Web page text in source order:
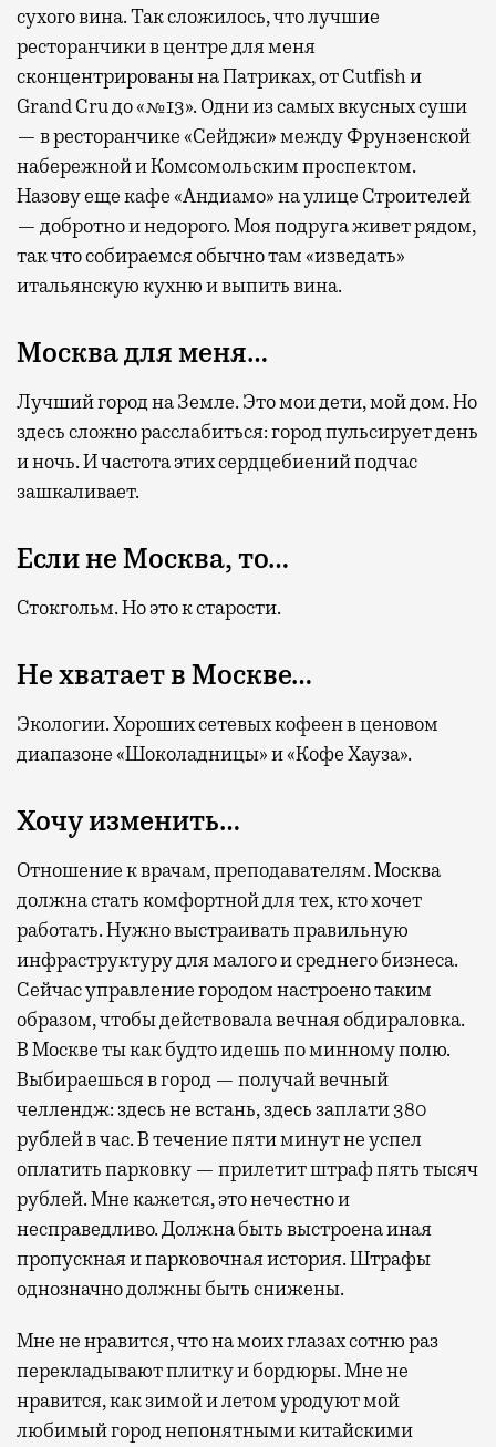
сухого вина. Так сложилось, что лучшие
ресторанчики в центре для меня
сконцентрированы на Патриках, от Cutfish и
Grand Cru до «№13». Одни из самых вкусных суши
— в ресторанчике «Сейджи» между Фрунзенской
набережной и Комсомольским проспектом.
Назову еще кафе «Андиамо» на улице Строителей
— добротно и недорого. Моя подруга живет рядом,
так что собираемся обычно там «изведать»
итальянскую кухню и выпить вина.
Москва для меня…
Лучший город на Земле. Это мои дети, мой дом. Но
здесь сложно расслабиться: город пульсирует день
и ночь. И частота этих сердцебиений подчас
зашкаливает.
Если не Москва, то…
Стокгольм. Но это к старости.
Не хватает в Москве…
Экологии. Хороших сетевых кофеен в ценовом
диапазоне «Шоколадницы» и «Кофе Хауза».
Хочу изменить…
Отношение к врачам, преподавателям. Москва
должна стать комфортной для тех, кто хочет
работать. Нужно выстраивать правильную
инфраструктуру для малого и среднего бизнеса.
Сейчас управление городом настроено таким
образом, чтобы действовала вечная обдираловка.
В Москве ты как будто идешь по минному полю.
Выбираешься в город — получай вечный
челлендж: здесь не встань, здесь заплати 380
рублей в час. В течение пяти минут не успел
оплатить парковку — прилетит штраф пять тысяч
рублей. Мне кажется, это нечестно и
несправедливо. Должна быть выстроена иная
пропускная и парковочная история. Штрафы
однозначно должны быть снижены.
Мне не нравится, что на моих глазах сотню раз
перекладывают плитку и бордюры. Мне не
нравится, как зимой и летом уродуют мой
любимый город непонятными китайскими